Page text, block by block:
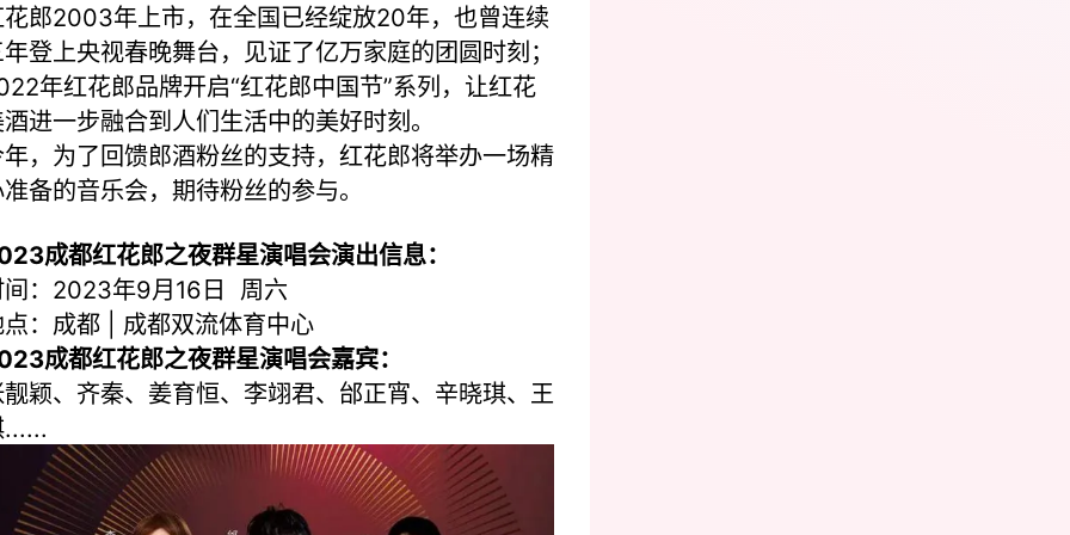
郎2003年上市，在全国已经绽放20年，也曾连续
登上央视春晚舞台，见证了亿万家庭的团圆时刻；
年红花郎品牌开启“红花郎中国节”系列，让红花
进一步融合到人们生活中的美好时刻。
，为了回馈郎酒粉丝的支持，红花郎将举办一场精
备的音乐会，期待粉丝的参与。
成都红花郎之夜群星演唱会演出信息：
间：2023年9月16日 周六
：成都 | 成都双流体育中心
成都红花郎之夜群星演唱会嘉宾：
颖、齐秦、姜育恒、李翊君、邰正宵、辛晓琪、王